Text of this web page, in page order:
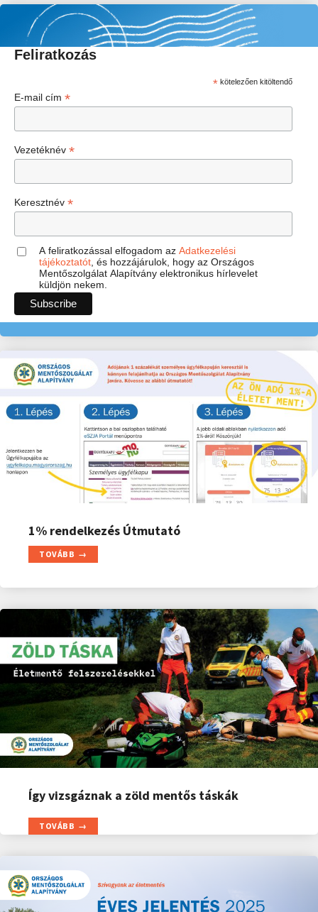
Feliratkozás
*kötelezően kitöltendő
E-mail cím *
Vezetéknév *
Keresztnév *
A feliratkozással elfogadom az Adatkezelési
tájékoztatót, és hozzájárulok, hogy az Országos
Mentőszolgálat Alapítvány elektronikus hírlevelet
küldjön nekem.
1% rendelkezés Útmutató
TOVÁBB
Így vizsgáznak a zöld mentős táskák
TOVÁBB